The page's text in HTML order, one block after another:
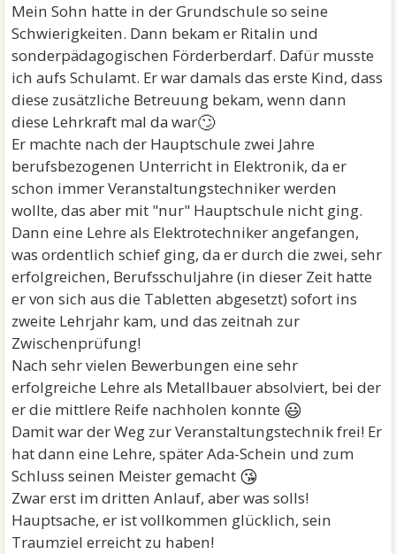
Mein Sohn hatte in der Grundschule so seine
Schwierigkeiten. Dann bekam er Ritalin und
sonderpädagogischen Förderberdarf. Dafür musste
ich aufs Schulamt. Er war damals das erste Kind, dass
diese zusätzliche Betreuung bekam, wenn dann
diese Lehrkraft mal da war🙄
Er machte nach der Hauptschule zwei Jahre
berufsbezogenen Unterricht in Elektronik, da er
schon immer Veranstaltungstechniker werden
wollte, das aber mit "nur" Hauptschule nicht ging.
Dann eine Lehre als Elektrotechniker angefangen,
was ordentlich schief ging, da er durch die zwei, sehr
erfolgreichen, Berufsschuljahre (in dieser Zeit hatte
er von sich aus die Tabletten abgesetzt) sofort ins
zweite Lehrjahr kam, und das zeitnah zur
Zwischenprüfung!
Nach sehr vielen Bewerbungen eine sehr
erfolgreiche Lehre als Metallbauer absolviert, bei der
er die mittlere Reife nachholen konnte 😃
Damit war der Weg zur Veranstaltungstechnik frei! Er
hat dann eine Lehre, später Ada-Schein und zum
Schluss seinen Meister gemacht 😘
Zwar erst im dritten Anlauf, aber was solls!
Hauptsache, er ist vollkommen glücklich, sein
Traumziel erreicht zu haben!